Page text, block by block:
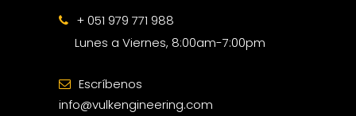
+ 051 979 771 988
Lunes a Viernes, 8:00am-7:00pm
Escríbenos
info@vulkengineering.com